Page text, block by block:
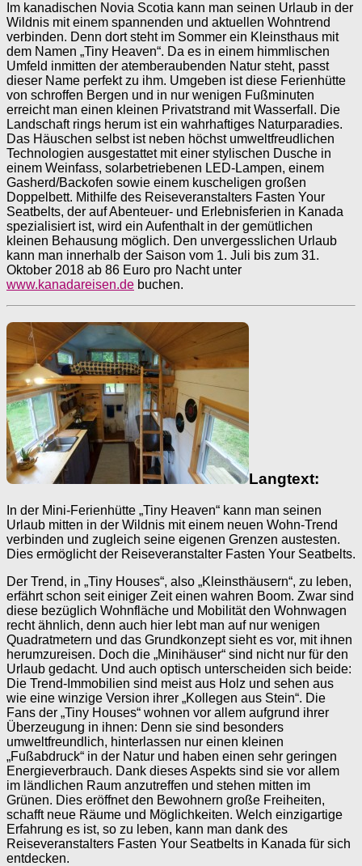
Im kanadischen Novia Scotia kann man seinen Urlaub in der
Wildnis mit einem spannenden und aktuellen Wohntrend
verbinden. Denn dort steht im Sommer ein Kleinsthaus mit
dem Namen „Tiny Heaven“. Da es in einem himmlischen
Umfeld inmitten der atemberaubenden Natur steht, passt
dieser Name perfekt zu ihm. Umgeben ist diese Ferienhütte
von schroffen Bergen und in nur wenigen Fußminuten
erreicht man einen kleinen Privatstrand mit Wasserfall. Die
Landschaft rings herum ist ein wahrhaftiges Naturparadies.
Das Häuschen selbst ist neben höchst umweltfreudlichen
Technologien ausgestattet mit einer stylischen Dusche in
einem Weinfass, solarbetriebenen LED-Lampen, einem
Gasherd/Backofen sowie einem kuscheligen großen
Doppelbett. Mithilfe des Reiseveranstalters Fasten Your
Seatbelts, der auf Abenteuer- und Erlebnisferien in Kanada
spezialisiert ist, wird ein Aufenthalt in der gemütlichen
kleinen Behausung möglich. Den unvergesslichen Urlaub
kann man innerhalb der Saison vom 1. Juli bis zum 31.
Oktober 2018 ab 86 Euro pro Nacht unter
www.kanadareisen.de buchen.
Langtext:
In der Mini-Ferienhütte „Tiny Heaven“ kann man seinen
Urlaub mitten in der Wildnis mit einem neuen Wohn-Trend
verbinden und zugleich seine eigenen Grenzen austesten.
Dies ermöglicht der Reiseveranstalter Fasten Your Seatbelts.
Der Trend, in „Tiny Houses“, also „Kleinsthäusern“, zu leben,
erfährt schon seit einiger Zeit einen wahren Boom. Zwar sind
diese bezüglich Wohnfläche und Mobilität den Wohnwagen
recht ähnlich, denn auch hier lebt man auf nur wenigen
Quadratmetern und das Grundkonzept sieht es vor, mit ihnen
herumzureisen. Doch die „Minihäuser“ sind nicht nur für den
Urlaub gedacht. Und auch optisch unterscheiden sich beide:
Die Trend-Immobilien sind meist aus Holz und sehen aus
wie eine winzige Version ihrer „Kollegen aus Stein“. Die
Fans der „Tiny Houses“ wohnen vor allem aufgrund ihrer
Überzeugung in ihnen: Denn sie sind besonders
umweltfreundlich, hinterlassen nur einen kleinen
„Fußabdruck“ in der Natur und haben einen sehr geringen
Energieverbrauch. Dank dieses Aspekts sind sie vor allem
im ländlichen Raum anzutreffen und stehen mitten im
Grünen. Dies eröffnet den Bewohnern große Freiheiten,
schafft neue Räume und Möglichkeiten. Welch einzigartige
Erfahrung es ist, so zu leben, kann man dank des
Reiseveranstalters Fasten Your Seatbelts in Kanada für sich
entdecken.